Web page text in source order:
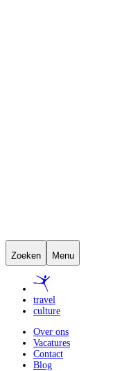
Zoeken Menu
travel
culture
Over ons
Vacatures
Contact
Blog